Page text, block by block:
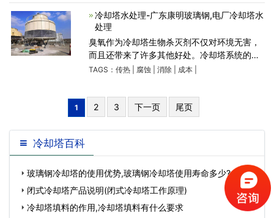
雾系统能够暴露于流动的空
冷却塔水处理-广东康明玻璃钢,电厂冷却塔水
处理
臭氧作为冷却塔生物杀灭剂不仅对环境无害，
而且还带来了许多其他好处。冷却塔系统的循
环水一直是微生物生长的理想场所。水的温暖
TAGS： 传热| 腐蚀 消除| 成本|
1 2 3 下一页 尾页
冷却塔百科
玻璃钢冷却塔的使用优势,玻璃钢冷却塔使用寿命多少?…
闭式冷却塔产品说明(闭式冷却塔工作原理)
冷却塔填料的作用,冷却塔填料有什么要求